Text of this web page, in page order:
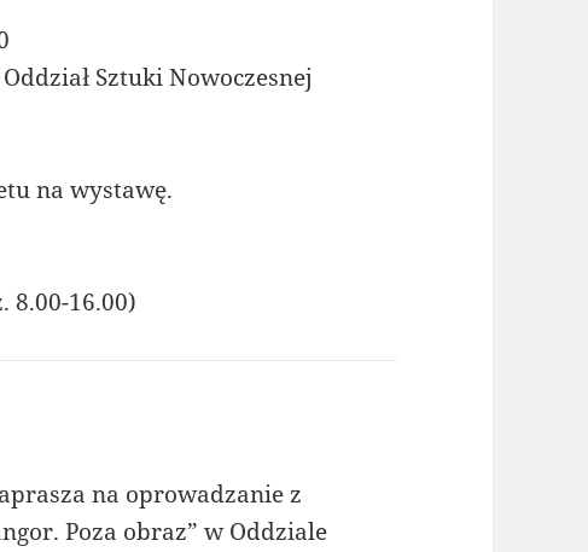
Sztuki Nowoczesnej
na wystawę.
8.00-16.00)
na oprowadzanie z
Poza obraz” w Oddziale